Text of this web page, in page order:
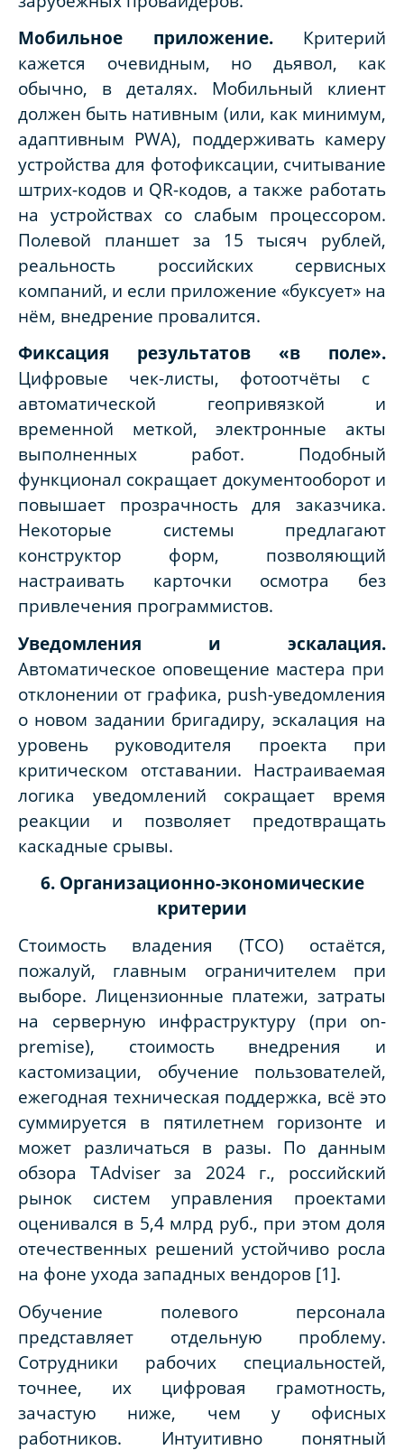
Мобильное приложение.Критерий
кажется очевидным, но дьявол, как
обычно, в деталях. Мобильный клиент
должен быть нативным (или, как минимум,
адаптивным PWA), поддерживать камеру
устройства для фотофиксации, считывание
штрих-кодов и QR-кодов, а также работать
на устройствах со слабым процессором.
Полевой планшет за 15 тысяч рублей,
реальность российских сервисных
компаний, и если приложение «буксует» на
нём, внедрение провалится.
Фиксация результатов «в поле».
Цифровые чек-листы, фотоотчёты с
автоматической геопривязкой и
временной меткой, электронные акты
выполненных работ. Подобный
функционал сокращает документооборот и
повышает прозрачность для заказчика.
Некоторые системы предлагают
конструктор форм, позволяющий
настраивать карточки осмотра без
привлечения программистов.
Уведомления и эскалация.
Автоматическое оповещение мастера при
отклонении от графика, push-уведомления
о новом задании бригадиру, эскалация на
уровень руководителя проекта при
критическом отставании. Настраиваемая
логика уведомлений сокращает время
реакции и позволяет предотвращать
каскадные срывы.
6. Организационно-экономические
критерии
Стоимость владения (TCO) остаётся,
пожалуй, главным ограничителем при
выборе. Лицензионные платежи, затраты
на серверную инфраструктуру (при on-
premise), стоимость внедрения и
кастомизации, обучение пользователей,
ежегодная техническая поддержка, всё это
суммируется в пятилетнем горизонте и
может различаться в разы. По данным
обзора TAdviser за 2024 г., российский
рынок систем управления проектами
оценивался в 5,4 млрд руб., при этом доля
отечественных решений устойчиво росла
на фоне ухода западных вендоров [1].
Обучение полевого персонала
представляет отдельную проблему.
Сотрудники рабочих специальностей,
точнее, их цифровая грамотность,
зачастую ниже, чем у офисных
работников. Интуитивно понятный